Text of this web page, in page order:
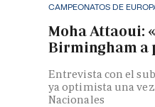
CAMPEONATOS DE
Moha Attaoui:
Birmingham a
Entrevista con el
ya optimista una
Nacionales